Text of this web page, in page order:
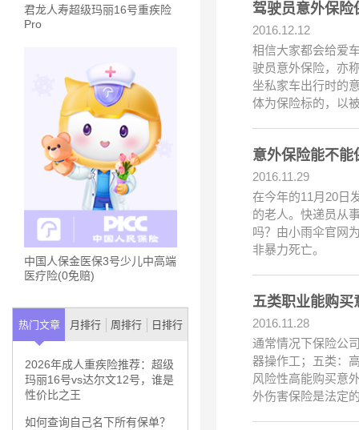
君龙人寿超级玛丽16号重疾险
Pro
中国人保金医保3号少儿中高端
医疗险(0免赔)
热门文章 月排行 周排行 日排行
2026年成人重疾险推荐：超级
玛丽16号vs达尔文12号，谁是
性价比之王
如何查询自己名下所有保单？
驾驶员意外保险
2016.12.12
相信大家都会给爱
驶员意外保险，亦
坐私家车出行时的
体为保险标的，以
意外保险能不能
2016.11.29
在今年的11月20日
的老人。快递员从
吗？由小雨伞官网
非暴力死亡。
五类职业能购买
2016.11.28
通常情况下保险公
器操作工；五类：
风险性高能购买意
外伤害保险是法定